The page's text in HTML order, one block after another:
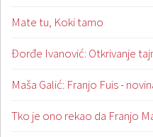
Mate tu, Koki tamo
Đorđe Ivanović: Otkrivanje
Maša Galić: Franjo Fuis -
Tko je ono rekao da Franjo